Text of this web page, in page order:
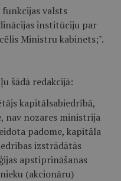
valsts
institūciju par
Ministru kabinets;".
šādā redakcijā:
kapitālsabiedrībā,
nav nozares ministrija
padome, kapitāla
izstrādātās
apstiprināšanas
(akcionāru)